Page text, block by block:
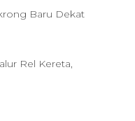
Baru Dekat
Rel Kereta,